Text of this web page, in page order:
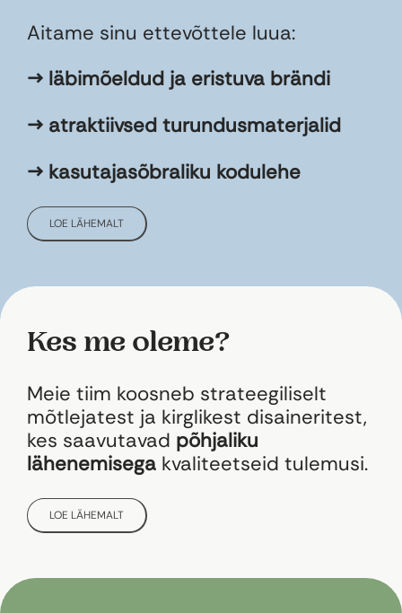
Aitame sinu ettevõttele luua:
→ läbimõeldud ja eristuva brändi
→ atraktiivsed turundusmaterjalid
→ kasutajasõbraliku kodulehe
LOE LÄHEMALT
Kes me oleme?
Meie tiim koosneb strateegiliselt
mõtlejatest ja kirglikest disaineritest,
kes saavutavad põhjaliku
lähenemisega kvaliteetseid tulemusi.
LOE LÄHEMALT